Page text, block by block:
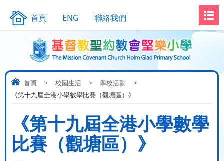
首頁 ENG 聯絡我們
首頁 > 校園生活 > 學校活動
>
《第十九屆全港小學數學比賽（觀塘區）》
《第十九屆全港小學數學
比賽（觀塘區）》